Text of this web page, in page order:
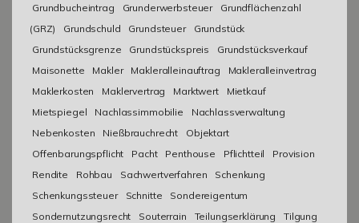
Grundbucheintrag
Grunderwerbsteuer
Grundflächenzahl
(GRZ)
Grundschuld Grundsteuer
Grundstück
Grundstücksgrenze
Grundstückspreis
Grundstücksverkauf
Maisonette
Makler Makleralleinauftrag
Makleralleinvertrag
Maklerkosten
Maklervertrag Marktwert
Mietkauf
Mietspiegel
Nachlassimmobilie
Nachlassverwaltung
Nebenkosten
Nießbrauchrecht
Objektart
Offenbarungspflicht
Pacht Penthouse Pflichtteil
Provision
Rendite
Rohbau Sachwertverfahren
Schenkung
Schenkungssteuer
Schnitte
Sondereigentum
Sondernutzungsrecht
Souterrain Teilungserklärung
Tilgung